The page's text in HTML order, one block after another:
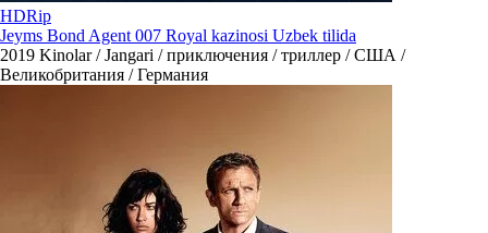
HDRip
Jeyms Bond Agent 007 Royal kazinosi Uzbek tilida
2019 Kinolar / Jangari / приключения / триллер / США /
Великобритания / Германия